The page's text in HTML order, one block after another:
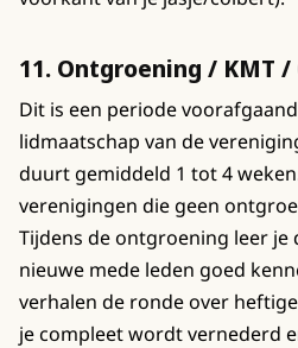
11. Ontgroening / KMT
Dit is een periode
lidmaatschap van de
duurt gemiddeld 1 tot 4
verenigingen die geen
Tijdens de ontgroening leer je
nieuwe mede leden goed
verhalen de ronde over
je compleet wordt vernederd